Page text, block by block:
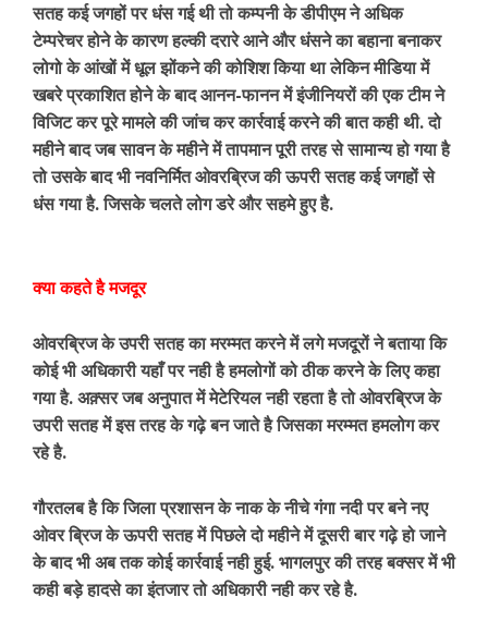
सतह कई जगहों पर धंस गई थी तो कम्पनी के डीपीएम ने अधिक
टेम्परेचर होने के कारण हल्की दरारे आने और धंसने का बहाना बनाकर
लोगो के आंखों में धूल झोंकने की कोशिश किया था लेकिन मीडिया में
खबरे प्रकाशित होने के बाद आनन-फानन में इंजीनियरों की एक टीम ने
विजिट कर पूरे मामले की जांच कर कार्रवाई करने की बात कही थी. दो
महीने बाद जब सावन के महीने में तापमान पूरी तरह से सामान्य हो गया है
तो उसके बाद भी नवनिर्मित ओवरब्रिज की ऊपरी सतह कई जगहों से
धंस गया है. जिसके चलते लोग डरे और सहमे हुए है.
क्या कहते है मजदूर
ओवरब्रिज के उपरी सतह का मरम्मत करने में लगे मजदूरों ने बताया कि
कोई भी अधिकारी यहाँ पर नही है हमलोगों को ठीक करने के लिए कहा
गया है. अक़्सर जब अनुपात में मेटेरियल नही रहता है तो ओवरब्रिज के
उपरी सतह में इस तरह के गढ़े बन जाते है जिसका मरम्मत हमलोग कर
रहे है.
गौरतलब है कि जिला प्रशासन के नाक के नीचे गंगा नदी पर बने नए
ओवर ब्रिज के ऊपरी सतह में पिछले दो महीने में दूसरी बार गढ़े हो जाने
के बाद भी अब तक कोई कार्रवाई नही हुई. भागलपुर की तरह बक्सर में भी
कही बड़े हादसे का इंतजार तो अधिकारी नही कर रहे है.